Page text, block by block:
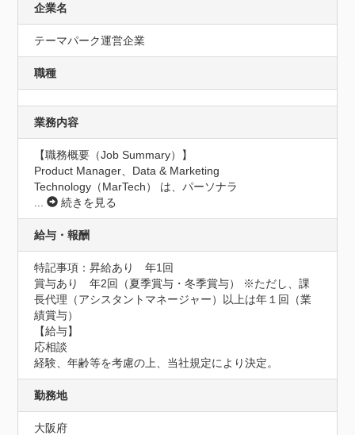
企業名
テーマパーク運営企業
職種
業務内容
【職務概要（Job Summary）】
Product Manager、Data & Marketing
Technology（MarTech） は、パーソナラ
...
続きを見る
給与・報酬
特記事項：昇給あり　年1回
賞与あり　年2回（夏季賞与・冬季賞与） ※ただし、課
長代理（アシスタントマネージャー）以上は年１回（業
績賞与）
【給与】
応相談
経験、年齢等を考慮の上、当社規定により決定。
勤務地
大阪府